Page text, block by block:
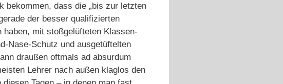
bekommen, dass die „bis zur letzten
der besser qualifizierten
mit stoßgelüfteten Klassen-
Nase-Schutz und ausgetüftelten
draußen oftmals ad absurdum
Lehrer nach außen klaglos den